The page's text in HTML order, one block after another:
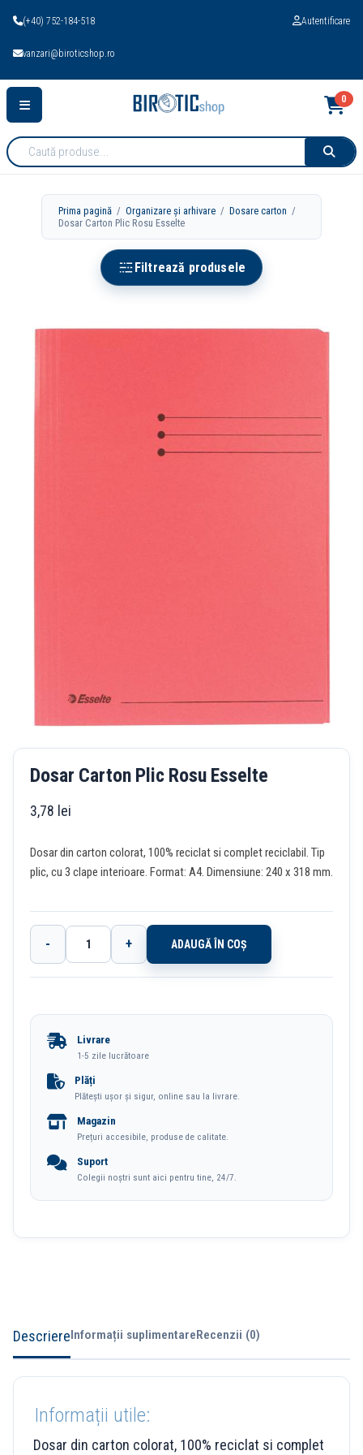
(+40) 752-184-518
vanzari@biroticshop.ro
Autentificare
Cauta
produse:
0
Prima pagină /Organizare și arhivare /Dosare carton /
Dosar Carton Plic Rosu Esselte
Filtrează produsele
Dosar Carton Plic Rosu Esselte
3,78 lei
Dosar din carton colorat, 100% reciclat si complet reciclabil. Tip
plic, cu 3 clape interioare. Format: A4. Dimensiune: 240 x 318 mm.
Cantitate
Dosar
Plic
Rosu
Esselte
- + ADAUGĂ ÎN COȘ
Livrare
1-5 zile lucrătoare
Plăți
Plătești ușor și sigur, online sau la livrare.
Magazin
Prețuri accesibile, produse de calitate.
Suport
Colegii noștri sunt aici pentru tine, 24/7.
DescriereInformații suplimentareRecenzii (0)
Informații utile:
Dosar din carton colorat, 100% reciclat si complet